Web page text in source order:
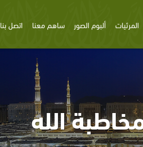
المرئيات ألبوم الصور ساهم معنا اتصل بنا
الله